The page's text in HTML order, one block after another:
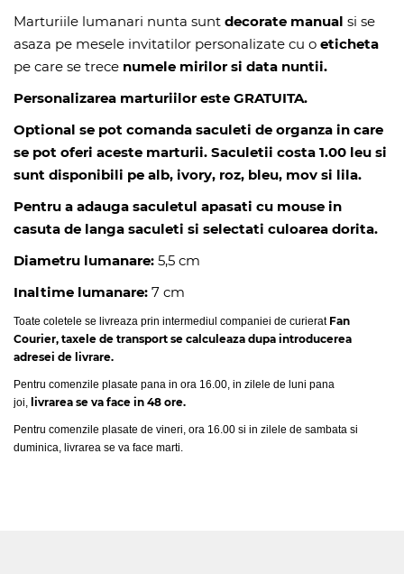
Marturiile lumanari nunta sunt decorate manual si se
asaza pe mesele invitatilor personalizate cu o eticheta
pe care se trece numele mirilor si data nuntii.
Personalizarea marturiilor este GRATUITA.
Optional se pot comanda saculeti de organza in care
se pot oferi aceste marturii. Saculetii costa 1.00 leu si
sunt disponibili pe alb, ivory, roz, bleu, mov si lila.
Pentru a adauga saculetul apasati cu mouse in
casuta de langa saculeti si selectati culoarea dorita.
Diametru lumanare: 5,5 cm
Inaltime lumanare: 7 cm
Toate coletele se livreaza prin intermediul companiei de curieratFan
Courier, taxele de transport se calculeaza dupa introducerea
adresei de livrare.
Pentru comenzile plasate pana in ora 16.00, in zilele de luni pana
joi, livrarea se va face in 48 ore.
Pentru comenzile plasate de vineri, ora 16.00 si in zilele de sambata si
duminica, livrarea se va face marti.